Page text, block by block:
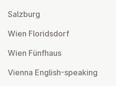
Salzburg
Wien Flo­rids­dorf
Wien Fünfhaus
Vienna English-speaking